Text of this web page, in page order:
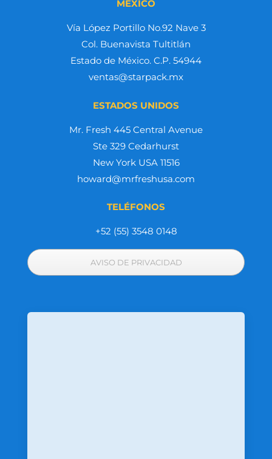
MÉXICO
Vía López Portillo No.92 Nave 3
Col. Buenavista Tultitlán
Estado de México. C.P. 54944
ventas@starpack.mx
ESTADOS UNIDOS
Mr. Fresh 445 Central Avenue
Ste 329 Cedarhurst
New York USA 11516
howard@mrfreshusa.com
TELÉFONOS
+52 (55) 3548 0148
AVISO DE PRIVACIDAD